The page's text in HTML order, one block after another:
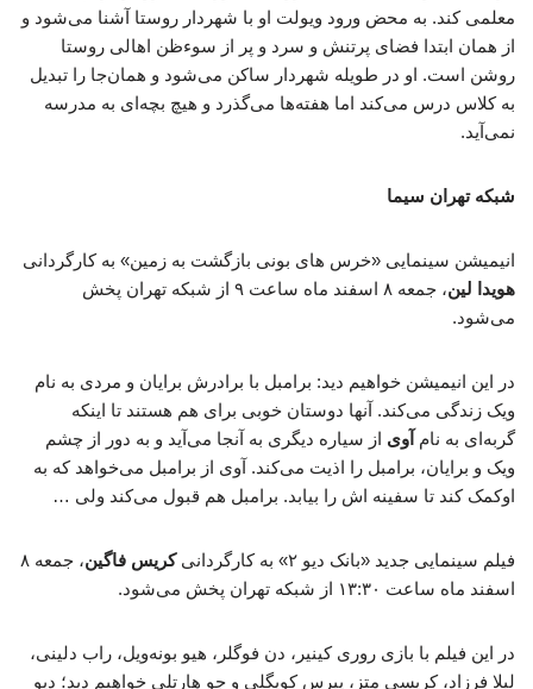
معلمی کند. به محض ورود ویولت او با شهردار روستا آشنا می‌شود و
از همان ابتدا فضای پرتنش و سرد و پر از سوء‌ظن اهالی روستا
روشن است. او در طویله شهردار ساکن می‌شود و همان‌جا را تبدیل
به کلاس درس می‌کند اما هفته‌ها می‌گذرد و هیچ بچه‌ای به مدرسه
نمی‌آید.
شبکه تهران سیما
انیمیشن سینمایی «خرس های بونی بازگشت به زمین» به کارگردانی
هویدا لین
، جمعه ۸ اسفند ماه ساعت ۹ از شبکه تهران پخش
می‌شود.
در این انیمیشن خواهیم دید: برامبل با برادرش برایان و مردی به نام
ویک زندگی می‌کند. آنها دوستان خوبی برای هم هستند تا اینکه
گربه‌ای به نام آوی از سیاره دیگری به آنجا می‌آید و به دور از چشم
ویک و برایان، برامبل را اذیت می‌کند. آوی از برامبل می‌خواهد که به
اوکمک کند تا سفینه اش را بیابد. برامبل هم قبول می‌کند ولی …
فیلم سینمایی جدید «بانک دیو ۲» به کارگردانی کریس فاگین
، جمعه ۸
اسفند ماه ساعت ۱۳:۳۰ از شبکه تهران پخش می‌شود.
در این فیلم با بازی روری کینیر، دن فوگلر، هیو بونه‌ویل، راب دلینی،
لیلا فرزاد، کریسی متز، پیرس کویگلی و جو هارتلی خواهیم دید؛ دیو